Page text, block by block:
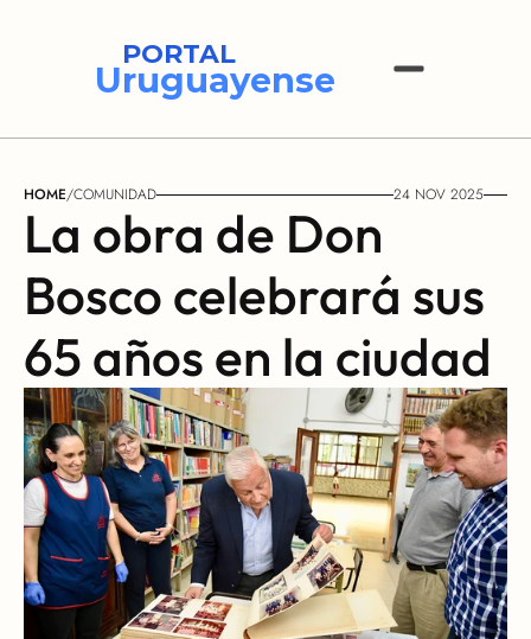
PORTAL
Uruguayense
HOME/COMUNIDAD 24 NOV 2025
La obra de Don
Bosco celebrará sus
65 años en la ciudad